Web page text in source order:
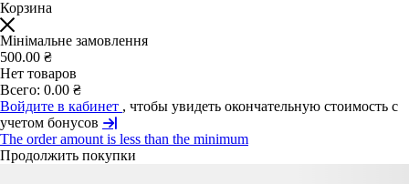
Корзина
Мінімальне замовлення
500.00 ₴
Нет товаров
Всего: 0.00 ₴
Войдите в кабинет , чтобы увидеть окончательную стоимость с
учетом бонусов
The order amount is less than the minimum
Продолжить покупки